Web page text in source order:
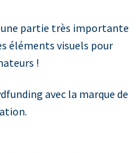
partie très importante
éléments visuels pour
!
avec la marque de